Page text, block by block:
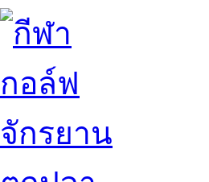
กอล์ฟ
จักรยาน